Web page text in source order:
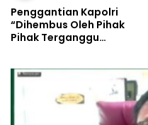
Penggantian Kapolri
“Dihembus Oleh Pihak
Pihak Terganggu